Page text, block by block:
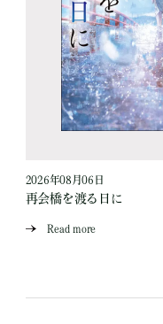
2026年08月06日
再会橋を渡る日に
Read more